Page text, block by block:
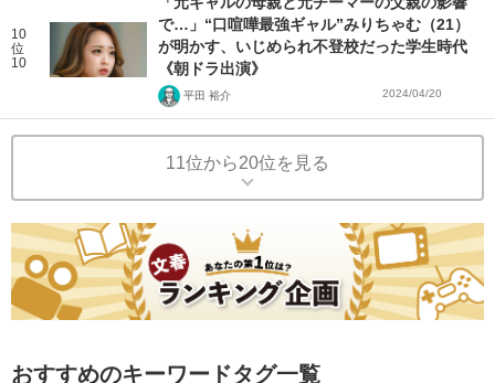
10
位
10
で…」“口喧嘩最強ギャル”みりちゃむ（21）
が明かす、いじめられ不登校だった学生時代
《朝ドラ出演》
平田 裕介 2024/04/20
11位から20位を見る
おすすめのキーワードタグ一覧